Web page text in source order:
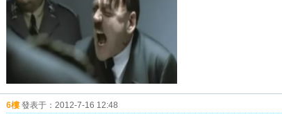
6樓發表于： 2012-7-16 12:48